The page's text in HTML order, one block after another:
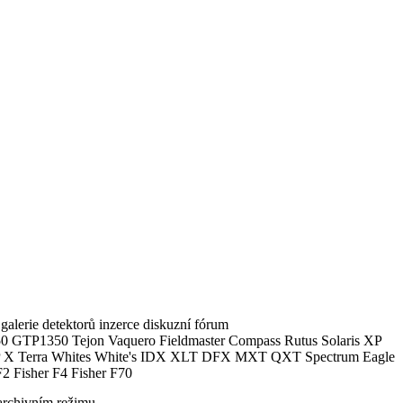
detektorů inzerce diskuzní fórum
Tejon Vaquero Fieldmaster Compass Rutus Solaris XP
Terra Whites White's IDX XLT DFX MXT QXT Spectrum Eagle
Fisher F4 Fisher F70